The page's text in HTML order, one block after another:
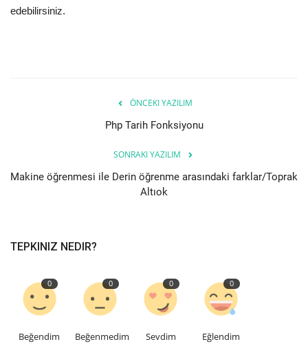
edebilirsiniz.
ÖNCEKI YAZILIM
Php Tarih Fonksiyonu
SONRAKI YAZILIM
Makine öğrenmesi ile Derin öğrenme arasındaki farklar/Toprak
Altıok
TEPKINIZ NEDIR?
0
Beğendim
0
Beğenmedim
0
Sevdim
0
Eğlendim